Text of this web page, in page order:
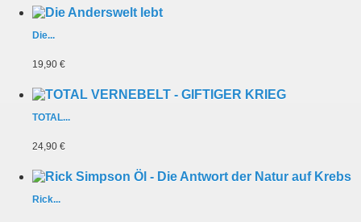
Die...
19,90 €
TOTAL...
24,90 €
Rick...